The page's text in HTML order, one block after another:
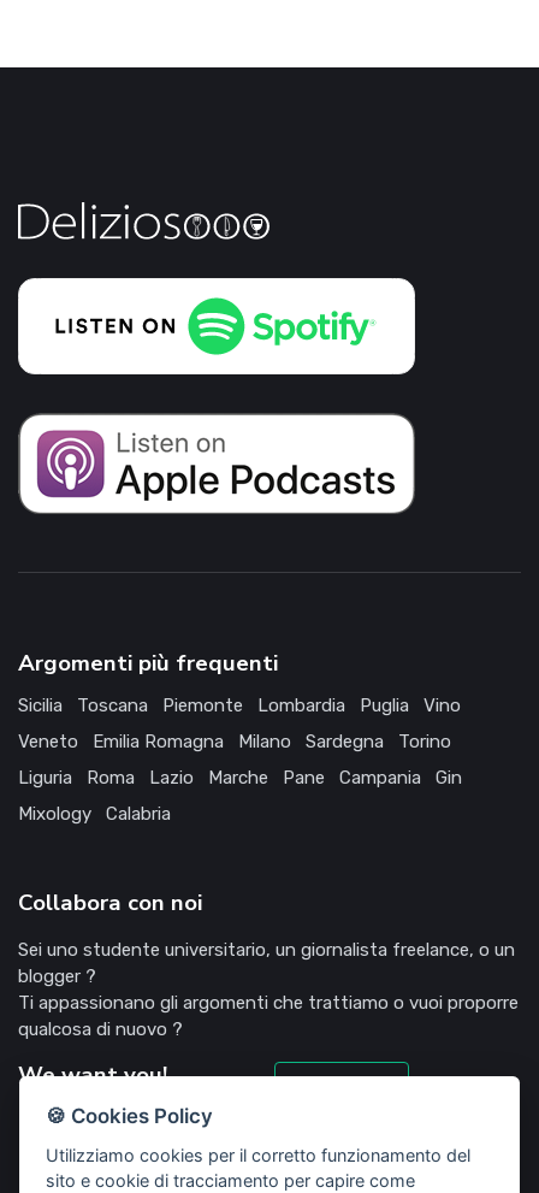
Argomenti più frequenti
Sicilia Toscana Piemonte Lombardia Puglia
Vino
Veneto
Emilia Romagna Milano Sardegna
Torino
Liguria
Roma Lazio Marche Pane Campania
Gin
Mixology
Calabria
Collabora con noi
Sei uno studente universitario, un giornalista freelance, o un
blogger ?
Ti appassionano gli argomenti che trattiamo o vuoi proporre
qualcosa di nuovo ?
We want you!
🍪 Cookies Policy
Utilizziamo cookies per il corretto funzionamento del
sito e cookie di tracciamento per capire come